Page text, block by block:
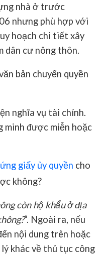
nhà ở trước
nhưng phù hợp với
hoạch chi tiết xây
dân cư nông thôn.
bản chuyển quyền
nghĩa vụ tài chính.
minh được miễn hoặc
giấy ủy quyền cho
không?
còn hộ khẩu ở địa
“. Ngoài ra, nếu
nội dung trên hoặc
khác về thủ tục công